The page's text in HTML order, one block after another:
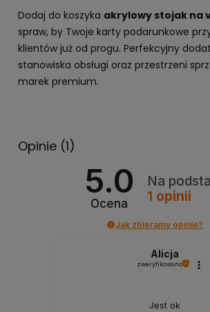
Dodaj do koszyka akrylowy stojak na
spraw, by Twoje karty podarunkowe
klientów już od progu. Perfekcyjny
stanowiska obsługi oraz przestrzeni
marek premium.
Opinie (1)
5.0
Ocena
Na
1 opinii
Jak zbieramy opinie?
Alicja
zweryfikowano
Jest ok